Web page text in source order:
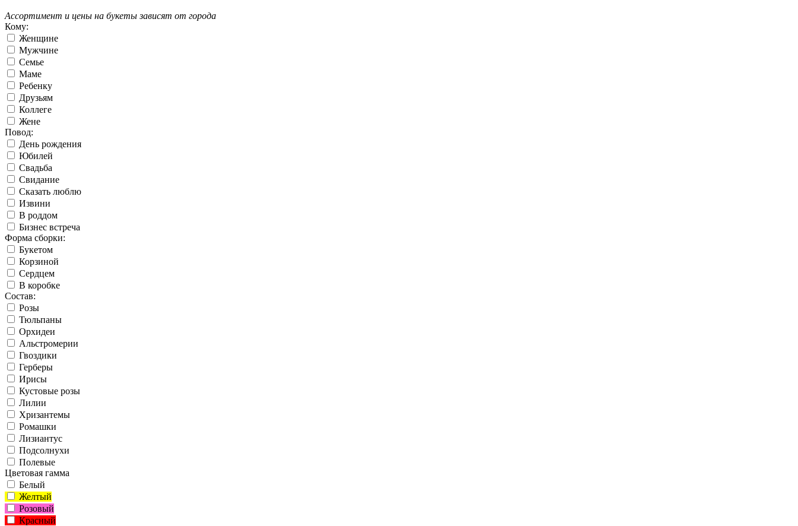
Ассортимент и цены на букеты зависят от города
Кому:
Женщине
Мужчине
Семье
Маме
Ребенку
Друзьям
Коллеге
Жене
Повод:
День рождения
Юбилей
Свадьба
Свидание
Сказать люблю
Извини
В роддом
Бизнес встреча
Форма сборки:
Букетом
Корзиной
Сердцем
В коробке
Состав:
Розы
Тюльпаны
Орхидеи
Альстромерии
Гвоздики
Герберы
Ирисы
Кустовые розы
Лилии
Хризантемы
Ромашки
Лизиантус
Подсолнухи
Полевые
Цветовая гамма
Белый
Желтый
Розовый
Красный